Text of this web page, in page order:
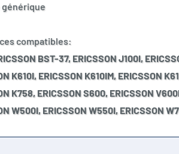
compatibles:
BST-37, ERICSSON J100I,
K610I, ERICSSON K610IM, ERICSSON
K758, ERICSSON S600, ERICSSON
W500I, ERICSSON W550I, ERICSSON